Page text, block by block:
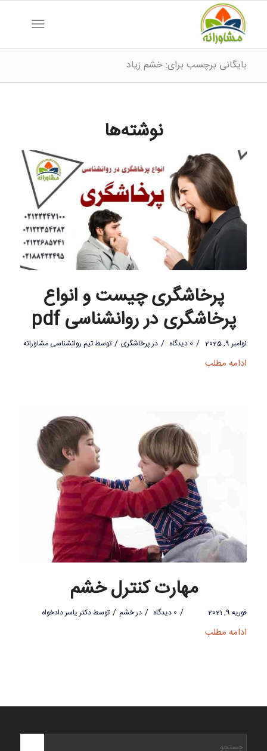
بایگانی برچسب برای: خشم زیاد
نوشته‌ها
پرخاشگری چیست و انواع
پرخاشگری در روانشناسی pdf
نوامبر 9, 2025 / 0 دیدگاه / درپرخاشگری / توسطتیم روانشناسی مشاورانه
ادامه مطلب
مهارت کنترل خشم
فوریه 9, 2021 / 0 دیدگاه / درخشم / توسطدکتر یاسر دادخواه
ادامه مطلب